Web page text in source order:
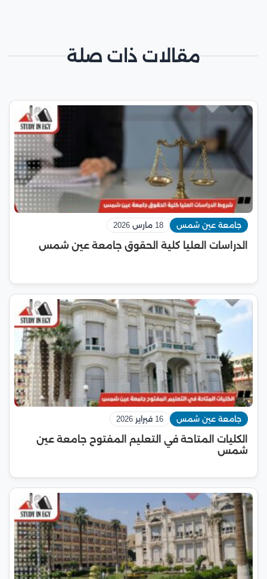
مقالات ذات صلة
جامعة عين شمس 18 مارس 2026
الدراسات العليا كلية الحقوق جامعة عين شمس
جامعة عين شمس 16 فبراير 2026
الكليات المتاحة في التعليم المفتوح جامعة عين
شمس